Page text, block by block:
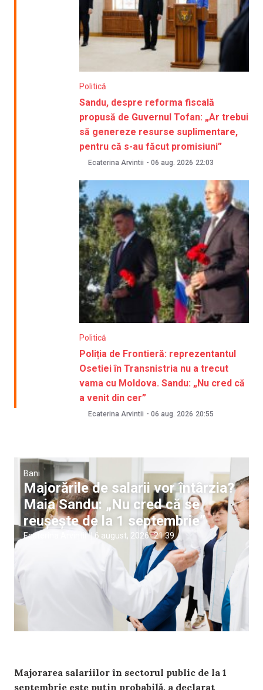
Politică
Sandu, despre reforma fiscală
propusă de Guvernul Tofan: „Ar trebui
să genereze resurse suplimentare,
pentru că s-au făcut promisiuni”
Ecaterina Arvintii - 06 aug. 2026 22:03
Politică
Poliția de Frontieră: reprezentantul
Osetiei în Transnistria nu a trecut
vama cu Moldova. Sandu: „Nu cred că
a venit din cer”
Ecaterina Arvintii - 06 aug. 2026 20:55
Bani
Majorările de salarii vor întârzia?
Maia Sandu: „Nu cred că se
reușește de la 1 septembrie”
Ecaterina Arvintii 6 august, 2026 21:39
Majorarea salariilor în sectorul public de la 1
septembrie este puțin probabilă, a declarat